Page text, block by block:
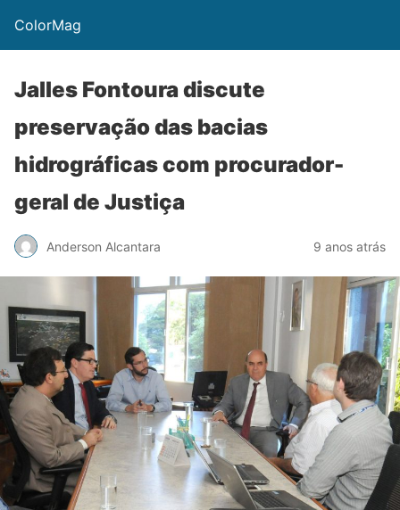
ColorMag
Jalles Fontoura discute
preservação das bacias
hidrográficas com procurador-
geral de Justiça
Anderson Alcantara 9 anos atrás